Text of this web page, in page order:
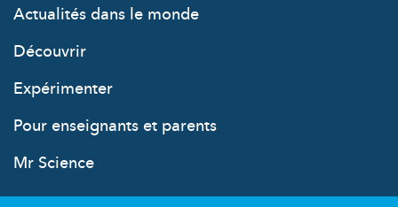
Actualités dans le monde
Découvrir
Expérimenter
Pour enseignants et parents
Mr Science